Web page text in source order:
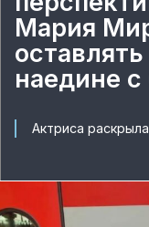
Мария
наедине
Актриса